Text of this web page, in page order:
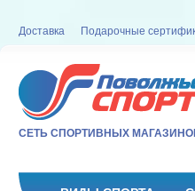
Доставка Подарочные
СЕТЬ СПОРТИВНЫХ